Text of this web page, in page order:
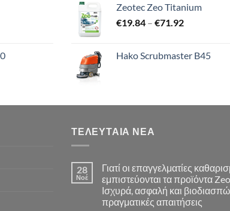
Zeotec Zeo Titanium
€19.84 – €71.92Price
through
Hako Scrubmaster B45
ΤΕΛΕΥΤΑΊΑ ΝΈΑ
28
Νοέ
Γιατί οι επαγγελματίες
εμπιστεύονται τα προϊόντα
Ισχυρά, ασφαλή και
πραγματικές απαιτήσεις